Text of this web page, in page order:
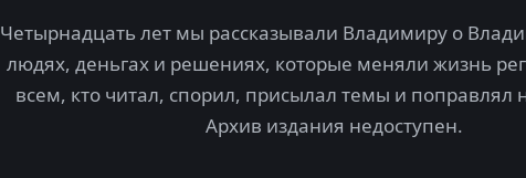
Четырнадцать лет мы рассказывали Владимиру о
людях, деньгах и решениях, которые меняли жизнь
всем, кто читал, спорил, присылал темы и
Архив издания недоступен.